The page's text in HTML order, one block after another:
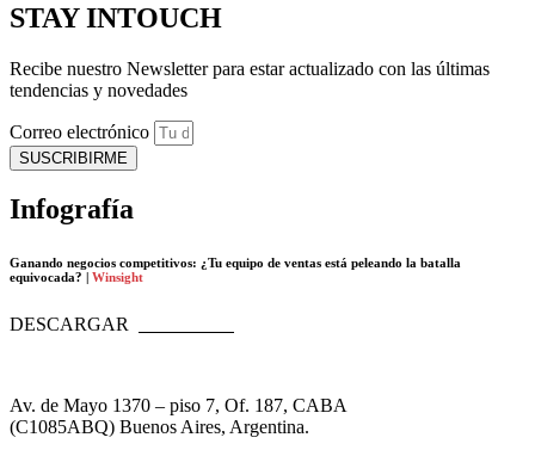
STAY INTOUCH
Recibe nuestro Newsletter para estar actualizado con las últimas
tendencias y novedades
Correo electrónico
SUSCRIBIRME
Infografía
Ganando negocios competitivos: ¿Tu equipo de ventas está peleando la batalla
equivocada? | Winsight
DESCARGAR
Av. de Mayo 1370 – piso 7, Of. 187, CABA
(C1085ABQ) Buenos Aires, Argentina.